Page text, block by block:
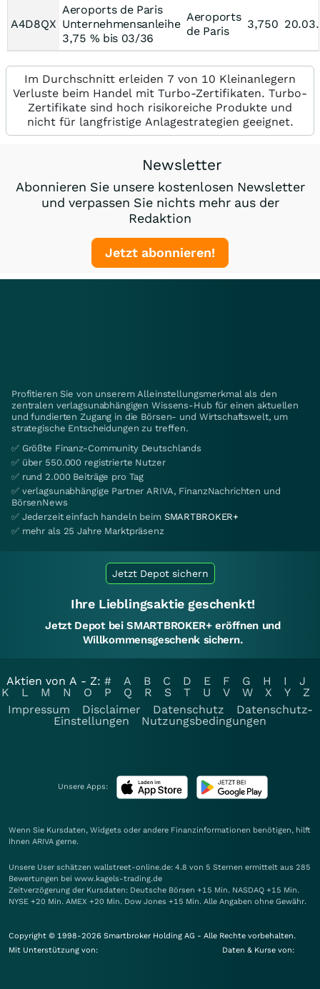
A4D8QX
Aeroports de Paris
Unternehmensanleihe
3,75 % bis 03/36
Aeroports
de Paris
3,750
Im Durchschnitt erleiden 7 von 10 Kleinanlegern
Verluste beim Handel mit Turbo-Zertifikaten. Turbo-
Zertifikate sind hoch risikoreiche Produkte und
nicht für langfristige Anlagestrategien geeignet.
Newsletter
Abonnieren Sie unsere kostenlosen Newsletter
und verpassen Sie nichts mehr aus der
Redaktion
Jetzt abonnieren!
Profitieren Sie von unserem Alleinstellungsmerkmal als den
zentralen verlagsunabhängigen Wissens-Hub für einen aktuellen
und fundierten Zugang in die Börsen- und Wirtschaftswelt, um
strategische Entscheidungen zu treffen.
✅ Größte Finanz-Community Deutschlands
✅ über 550.000 registrierte Nutzer
✅ rund 2.000 Beiträge pro Tag
✅ verlagsunabhängige Partner ARIVA, FinanzNachrichten und
BörsenNews
✅ Jederzeit einfach handeln beim SMARTBROKER+
✅ mehr als 25 Jahre Marktpräsenz
Jetzt Depot sichern
Ihre Lieblingsaktie geschenkt!
Jetzt Depot bei SMARTBROKER+ eröffnen und
Willkommensgeschenk sichern.
Aktien von A - Z: # A B C D E F G H I
J
K
L M N O P Q R S T U V W X Y
Z
Impressum
Disclaimer Datenschutz
Datenschutz-
Einstellungen
Nutzungsbedingungen
Unsere Apps:
Wenn Sie Kursdaten, Widgets oder andere Finanzinformationen benötigen, hilft
Ihnen ARIVA gerne.
Unsere User schätzen wallstreet-online.de: 4.8 von 5 Sternen ermittelt aus 285
Bewertungen bei www.kagels-trading.de
Zeitverzögerung der Kursdaten: Deutsche Börsen +15 Min. NASDAQ +15 Min.
NYSE +20 Min. AMEX +20 Min. Dow Jones +15 Min. Alle Angaben ohne Gewähr.
Copyright © 1998-2026 Smartbroker Holding AG - Alle Rechte vorbehalten.
Mit Unterstützung von:
Daten & Kurse von: